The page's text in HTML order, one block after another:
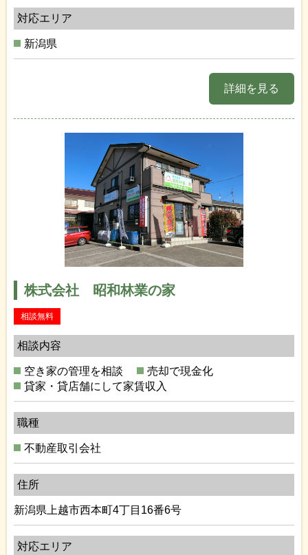
対応エリア
新潟県
詳細を見る
株式会社 昭和林業の家
相談無料
相談内容
空き家の管理を相談
売却で現金化
貸家・貸店舗にして家賃収入
職種
不動産取引会社
住所
新潟県上越市西本町4丁目16番6号
対応エリア